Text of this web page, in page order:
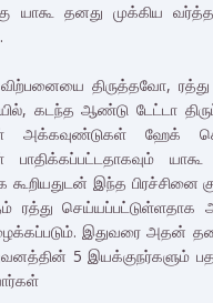
யாகூ தனது முக்கிய
திருத்தவோ,
கடந்த ஆண்டு டேட்டா
அக்கவுண்டுகள் ஹேக்
பாதிக்கப்பட்டதாகவும்
கூறியதுடன் இந்த பிரச்சினை
ரத்து செய்யப்பட்டுள்ளதாக
இதுவரை அதன்
5 இயக்குநர்களும்